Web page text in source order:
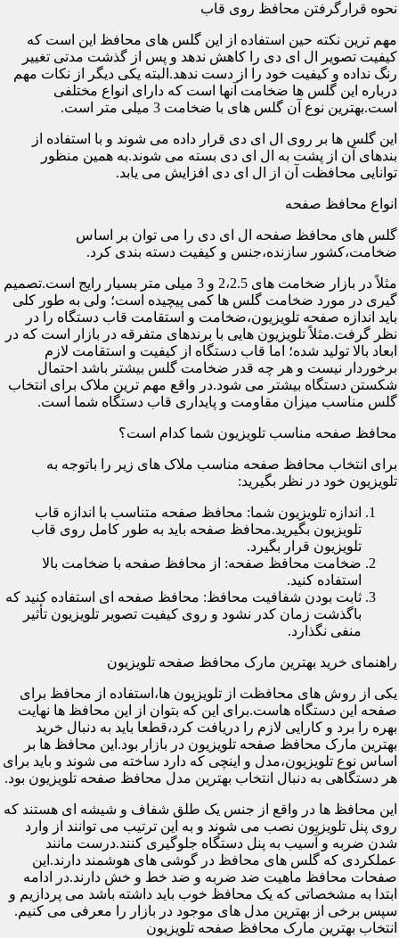
نحوه قرارگرفتن محافظ روی قاب
مهم ترین نکته حین استفاده از این گلس های محافظ این است که
کیفیت تصویر ال ای دی را کاهش ندهد و پس از گذشت مدتی تغییر
رنگ نداده و کیفیت خود را از دست ندهد.البته یکی دیگر از نکات مهم
درباره این گلس ها ضخامت آنها است که دارای انواع مختلفی
است.بهترین نوع آن گلس های با ضخامت 3 میلی متر است.
این گلس ها بر روی ال ای دی قرار داده می شوند و با استفاده از
بندهای آن از پشت به ال ای دی بسته می شوند.به همین منظور
توانایی محافظت آن از ال ای دی افزایش می یابد.
انواع محافظ صفحه
گلس های محافظ صفحه ال ای دی را می توان بر اساس
ضخامت،کشور سازنده،جنس و کیفیت دسته بندی کرد.
مثلاً در بازار ضخامت های 2،2.5 و 3 میلی متر بسیار رایج است.تصمیم
گیری در مورد ضخامت گلس ها کمی پیچیده است؛ ولی به طور کلی
باید اندازه صفحه تلویزیون،ضخامت و استقامت قاب دستگاه را در
نظر گرفت.مثلاً تلویزیون هایی با برندهای متفرقه در بازار است که در
ابعاد بالا تولید شده؛ اما قاب دستگاه از کیفیت و استقامت لازم
برخوردار نیست و هر چه قدر ضخامت گلس بیشتر باشد احتمال
شکستن دستگاه بیشتر می شود.در واقع مهم ترین ملاک برای انتخاب
گلس مناسب میزان مقاومت و پایداری قاب دستگاه شما است.
محافظ صفحه مناسب تلویزیون شما کدام است؟
برای انتخاب محافظ صفحه مناسب ملاک های زیر را باتوجه به
تلویزیون خود در نظر بگیرید:
اندازه تلویزیون شما: محافظ صفحه متناسب با اندازه قاب
تلویزیون بگیرید.محافظ صفحه باید به طور کامل روی قاب
تلویزیون قرار بگیرد.
ضخامت محافظ صفحه: از محافظ صفحه با ضخامت بالا
استفاده کنید.
ثابت بودن شفافیت محافظ: محافظ صفحه ای استفاده کنید که
باگذشت زمان کدر نشود و روی کیفیت تصویر تلویزیون تأثیر
منفی نگذارد.
راهنمای خرید بهترین مارک محافظ صفحه تلویزیون
یکی از روش های محافظت از تلویزیون ها،استفاده از محافظ برای
صفحه این دستگاه هاست.برای این که بتوان از این محافظ ها نهایت
بهره را برد و کارایی لازم را دریافت کرد،قطعا باید به دنبال خرید
بهترین مارک محافظ صفحه تلویزیون در بازار بود.این محافظ ها بر
اساس نوع تلویزیون،مدل و اینچی که دارد ساخته می شوند و باید برای
هر دستگاهی به دنبال انتخاب بهترین مدل محافظ صفحه تلویزیون بود.
این محافظ ها در واقع از جنس یک طلق شفاف و شیشه ای هستند که
روی پنل تلویزیون نصب می شوند و به این ترتیب می توانند از وارد
شدن ضربه و آسیب به پنل دستگاه جلوگیری کنند.درست مانند
عملکردی که گلس های محافظ در گوشی های هوشمند دارند.این
صفحات محافظ ماهیت ضد ضربه و ضد خط و خش دارند.در ادامه
ابتدا به مشخصاتی که یک محافظ خوب باید داشته باشد می پردازیم و
سپس برخی از بهترین مدل های موجود در بازار را معرفی می کنیم.
انتخاب بهترین مارک محافظ صفحه تلویزیون